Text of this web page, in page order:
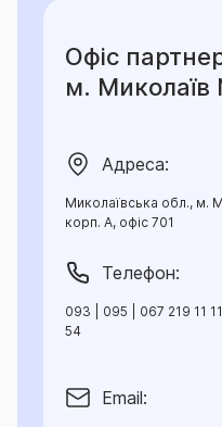
Офіс
м.
Адреса:
Миколаївська обл., м.
корп. А, офіс 701
Телефон:
093 | 095 | 067 219 11
54
Email: